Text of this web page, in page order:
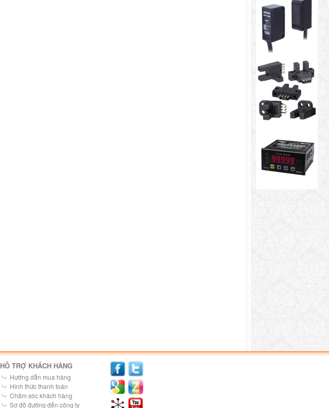
HỖ TRỢ KHÁCH HÀNG
Hướng dẫn mua hàng
Hình thức thanh toán
Chăm sóc khách hàng
Sơ đồ đường đến công ty